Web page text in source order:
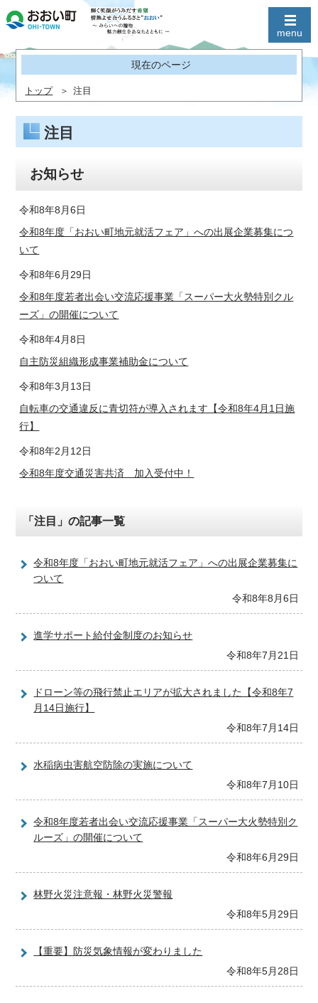
現在のページ
トップ 注目
注目
お知らせ
令和8年8月6日
令和8年度「おおい町地元就活フェア」への出展企業募集につ
いて
令和8年6月29日
令和8年度若者出会い交流応援事業「スーパー大火勢特別クル
ーズ」の開催について
令和8年4月8日
自主防災組織形成事業補助金について
令和8年3月13日
自転車の交通違反に青切符が導入されます【令和8年4月1日施
行】
令和8年2月12日
令和8年度交通災害共済 加入受付中！
「注目」の記事一覧
令和8年度「おおい町地元就活フェア」への出展企業募集に
ついて
令和8年8月6日
進学サポート給付金制度のお知らせ
令和8年7月21日
ドローン等の飛行禁止エリアが拡大されました【令和8年7
月14日施行】
令和8年7月14日
水稲病虫害航空防除の実施について
令和8年7月10日
令和8年度若者出会い交流応援事業「スーパー大火勢特別ク
ルーズ」の開催について
令和8年6月29日
林野火災注意報・林野火災警報
令和8年5月29日
【重要】防災気象情報が変わりました
令和8年5月28日